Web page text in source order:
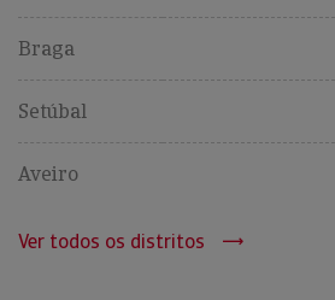
Braga
Setúbal
Aveiro
Ver todos os distritos